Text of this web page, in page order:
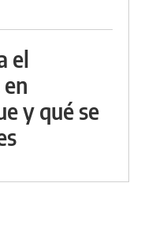
el
y qué se